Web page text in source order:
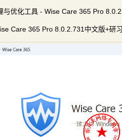
与优化工具 - Wise Care 365 Pro
Care 365 Pro 8.0.2.731中文版+研